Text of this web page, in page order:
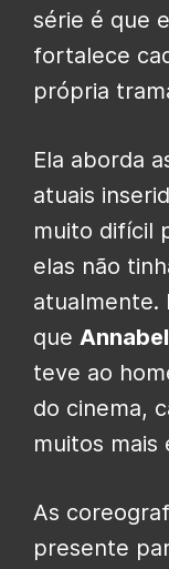
série é que
fortalece
própria
Ela aborda
atuais
muito difícil
elas não
atualmente.
que
teve ao
do cinema,
muitos mais
As
presente